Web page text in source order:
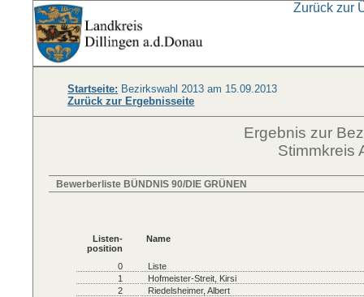
Zurück zur
Startseite: Bezirkswahl 2013 am 15.09.2013
Zurück zur Ergebnisseite
Ergebnis zur
Stimmkreis
Bewerberliste BÜNDNIS 90/DIE GRÜNEN
Listen-
position
Name
0
Liste
1
Hofmeister-Streit, Kirsi
2
Riedelsheimer, Albert